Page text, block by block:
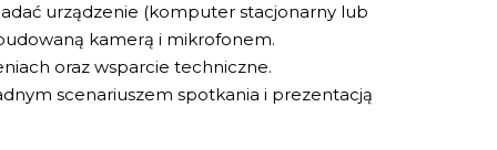
urządzenie (komputer stacjonarny lub
kamerą i mikrofonem.
oraz wsparcie techniczne.
scenariuszem spotkania i prezentacją